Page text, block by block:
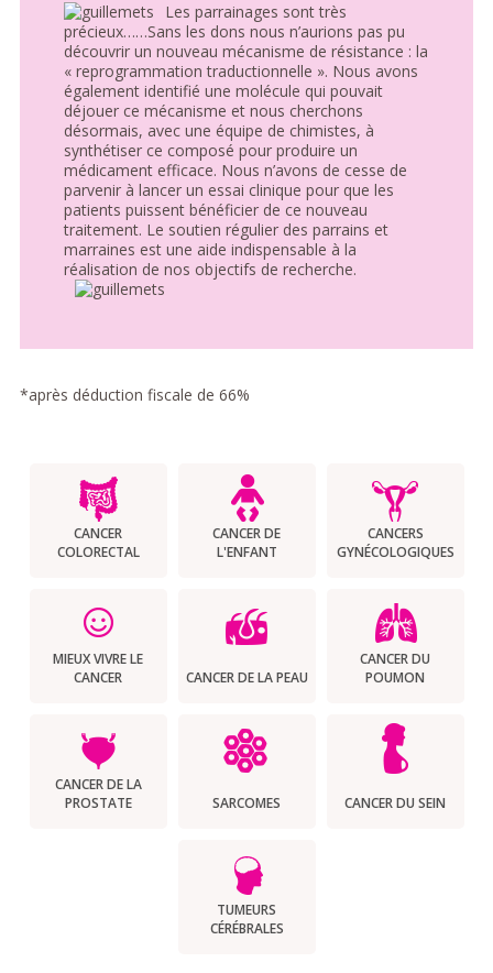
Les parrainages sont très
précieux……Sans les dons nous n’aurions pas pu
découvrir un nouveau mécanisme de résistance : la
« reprogrammation traductionnelle ». Nous avons
également identifié une molécule qui pouvait
déjouer ce mécanisme et nous cherchons
désormais, avec une équipe de chimistes, à
synthétiser ce composé pour produire un
médicament efficace. Nous n’avons de cesse de
parvenir à lancer un essai clinique pour que les
patients puissent bénéficier de ce nouveau
traitement. Le soutien régulier des parrains et
marraines est une aide indispensable à la
réalisation de nos objectifs de recherche.
*après déduction fiscale de 66%
CANCER
COLORECTAL
CANCER DE
L'ENFANT
CANCERS
GYNÉCOLOGIQUES
MIEUX VIVRE LE
CANCER
CANCER DE LA PEAU
CANCER DU
POUMON
CANCER DE LA
PROSTATE
SARCOMES CANCER DU SEIN
TUMEURS
CÉRÉBRALES